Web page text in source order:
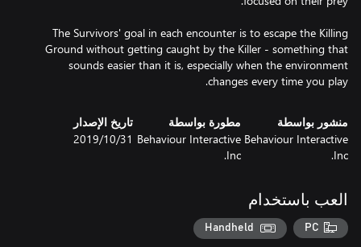
The Survivors' goal in each encounter is to escape the Killing
Ground without getting caught by the Killer - something that
sounds easier than it is, especially when the environment
changes every time you play.
منشور بواسطة
Behaviour Interactive
Inc.
مطورة بواسطة
Behaviour Interactive
Inc.
تاريخ الإصدار
31‏/10‏/2019
العب باستخدام
PC
Handheld